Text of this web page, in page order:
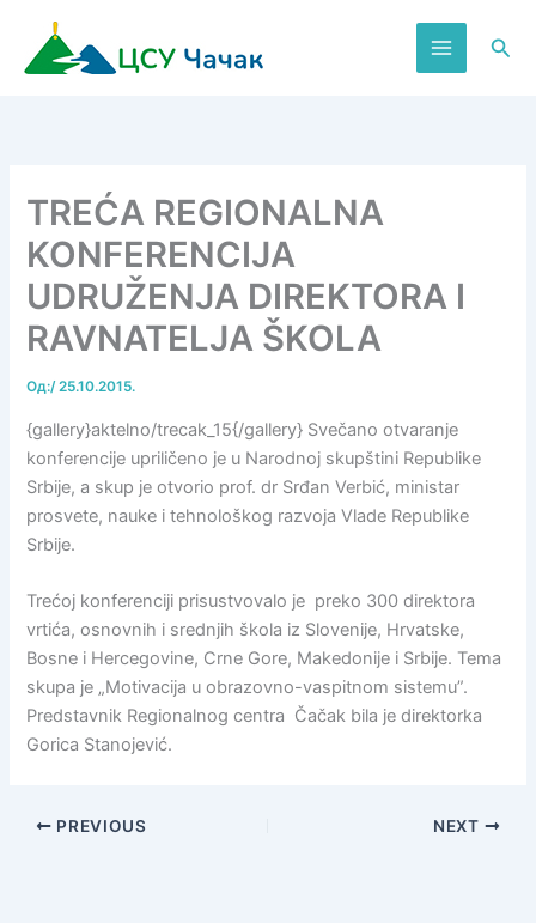
садржај
TREĆA REGIONALNA
KONFERENCIJA
UDRUŽENJA DIREKTORA I
RAVNATELJA ŠKOLA
Од:/25.10.2015.
{gallery}aktelno/trecak_15{/gallery} Svečano otvaranje
konferencije upriličeno je u Narodnoj skupštini Republike
Srbije, a skup je otvorio prof. dr Srđan Verbić, ministar
prosvete, nauke i tehnološkog razvoja Vlade Republike
Srbije.
Trećoj konferenciji prisustvovalo je preko 300 direktora
vrtića, osnovnih i srednjih škola iz Slovenije, Hrvatske,
Bosne i Hercegovine, Crne Gore, Makedonije i Srbije. Tema
skupa je „Motivacija u obrazovno-vaspitnom sistemu”.
Predstavnik Regionalnog centra Čačak bila je direktorka
Gorica Stanojević.
PREVIOUS NEXT